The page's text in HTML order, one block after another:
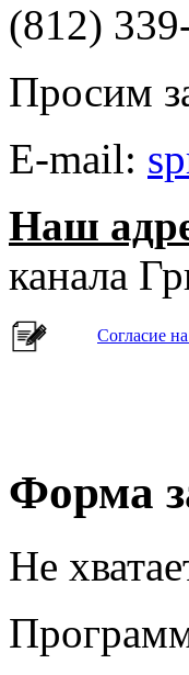
(812)
Просим
E-mail:
Наш
канала
Согласие
Форма
Не